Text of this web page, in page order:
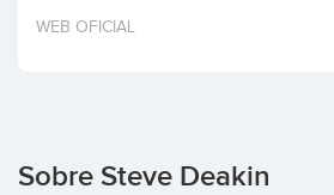
Invertir
WEB OFICIAL
Sobre Steve Deakin